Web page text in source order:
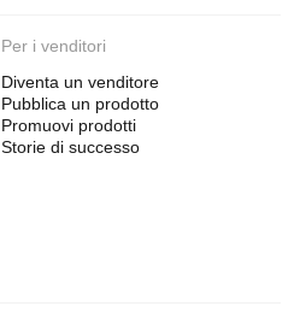
Per i venditori
Diventa un venditore
Pubblica un prodotto
Promuovi prodotti
Storie di successo